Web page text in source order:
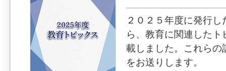
２０２５年度に発行
ら、教育に関連した
載しました。これらの
をお送りします。